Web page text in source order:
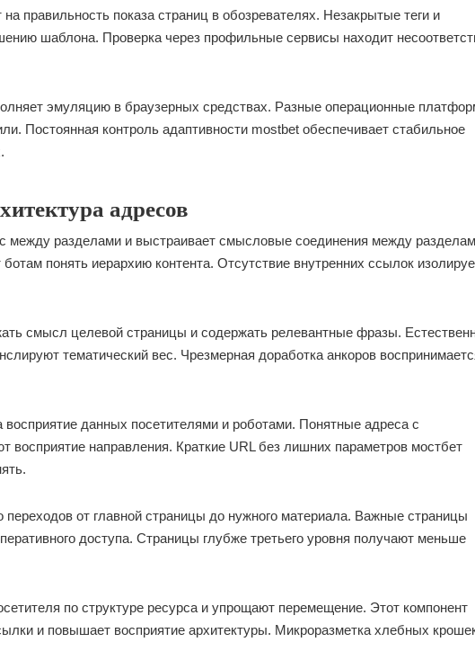
правильность показа страниц в обозревателях. Незакрытые теги и
шаблона. Проверка через профильные сервисы находит
эмуляцию в браузерных средствах. Разные операционные
Постоянная контроль адаптивности mostbet обеспечивает стабильное
адресов
между разделами и выстраивает смысловые соединения между
понять иерархию контента. Отсутствие внутренних ссылок
смысл целевой страницы и содержать релевантные фразы.
тематический вес. Чрезмерная доработка анкоров
восприятие данных посетителями и роботами. Понятные адреса с
восприятие направления. Краткие URL без лишних параметров мостбет
переходов от главной страницы до нужного материала. Важные страницы
доступа. Страницы глубже третьего уровня получают меньше
по структуре ресурса и упрощают перемещение. Этот компонент
и повышает восприятие архитектуры. Микроразметка хлебных